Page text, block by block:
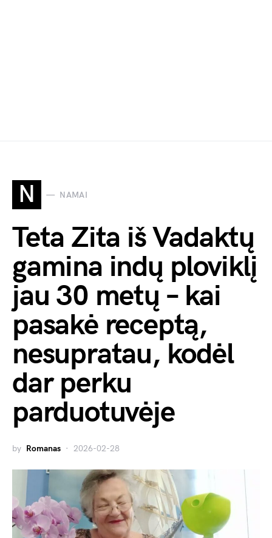
N NAMAI
Teta Zita iš Vadaktų
gamina indų ploviklį
jau 30 metų – kai
pasakė receptą,
nesupratau, kodėl
dar perku
parduotuvėje
by Romanas 2026-02-28